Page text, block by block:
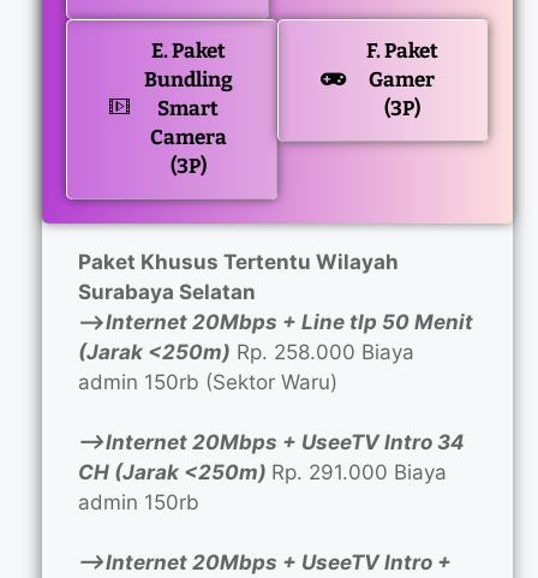
E. Paket
Bundling
Smart
Camera
(3P)
F. Paket
Gamer
(3P)
Paket Khusus Tertentu Wilayah
Surabaya Selatan
—>Internet 20Mbps + Line tlp 50 Menit
(Jarak <250m) Rp. 258.000 Biaya
admin 150rb (Sektor Waru)
—>Internet 20Mbps + UseeTV Intro 34
CH (Jarak <250m) Rp. 291.000 Biaya
admin 150rb
—>Internet 20Mbps + UseeTV Intro +